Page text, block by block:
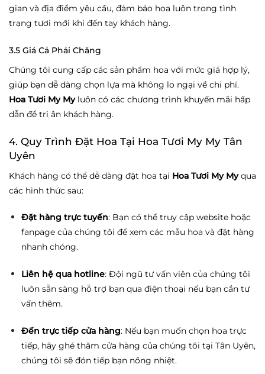
gian và địa điểm yêu cầu, đảm bảo hoa luôn trong tình
trạng tươi mới khi đến tay khách hàng.
3.5 Giá Cả Phải Chăng
Chúng tôi cung cấp các sản phẩm hoa với mức giá hợp lý,
giúp bạn dễ dàng chọn lựa mà không lo ngại về chi phí.
Hoa Tươi My Myluôn có các chương trình khuyến mãi hấp
dẫn để tri ân khách hàng.
4. Quy Trình Đặt Hoa Tại Hoa Tươi My My Tân
Uyên
Khách hàng có thể dễ dàng đặt hoa tại Hoa Tươi My Myqua
các hình thức sau:
Đặt hàng trực tuyến: Bạn có thể truy cập website hoặc
fanpage của chúng tôi để xem các mẫu hoa và đặt hàng
nhanh chóng.
Liên hệ qua hotline: Đội ngũ tư vấn viên của chúng tôi
luôn sẵn sàng hỗ trợ bạn qua điện thoại nếu bạn cần tư
vấn thêm.
Đến trực tiếp cửa hàng: Nếu bạn muốn chọn hoa trực
tiếp, hãy ghé thăm cửa hàng của chúng tôi tại Tân Uyên,
chúng tôi sẽ đón tiếp bạn nồng nhiệt.